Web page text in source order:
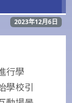
2023年12月6日
行學
學校引